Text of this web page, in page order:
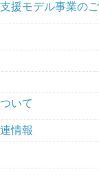
援モデル事業の
いて
情報